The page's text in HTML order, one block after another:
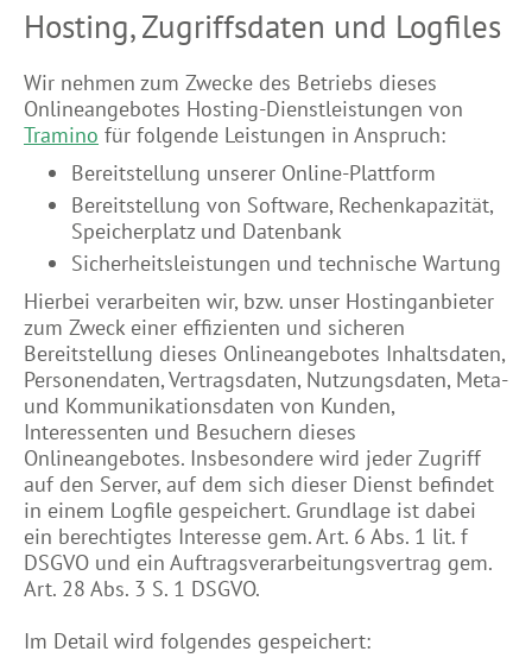
Hosting, Zugriffsdaten und Logfiles
Wir nehmen zum Zwecke des Betriebs dieses
Onlineangebotes Hosting-Dienstleistungen von
Tramino für folgende Leistungen in Anspruch:
Bereitstellung unserer Online-Plattform
Bereitstellung von Software, Rechenkapazität,
Speicherplatz und Datenbank
Sicherheitsleistungen und technische Wartung
Hierbei verarbeiten wir, bzw. unser Hostinganbieter
zum Zweck einer effizienten und sicheren
Bereitstellung dieses Onlineangebotes Inhaltsdaten,
Personendaten, Vertragsdaten, Nutzungsdaten, Meta-
und Kommunikationsdaten von Kunden,
Interessenten und Besuchern dieses
Onlineangebotes. Insbesondere wird jeder Zugriff
auf den Server, auf dem sich dieser Dienst befindet
in einem Logfile gespeichert. Grundlage ist dabei
ein berechtigtes Interesse gem. Art. 6 Abs. 1 lit. f
DSGVO und ein Auftragsverarbeitungsvertrag gem.
Art. 28 Abs. 3 S. 1 DSGVO.
Im Detail wird folgendes gespeichert: